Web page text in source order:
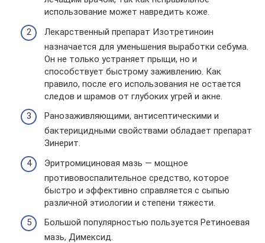
использование может навредить коже.
Лекарственный препарат Изотретиноин
назначается для уменьшения выработки себума.
Он не только устраняет прыщи, но и
способствует быстрому заживлению. Как
правило, после его использования не остается
следов и шрамов от глубоких угрей и акне.
Ранозаживляющими, антисептическими и
бактерицидными свойствами обладает препарат
Зинерит.
Эритромициновая мазь — мощное
противовоспалительное средство, которое
быстро и эффективно справляется с сыпью
различной этиологии и степени тяжести.
Большой популярностью пользуется Ретиноевая
мазь, Димексид.